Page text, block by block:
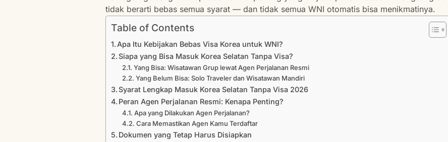
tidak berarti bebas semua syarat — dan tidak semua WNI otomatis bisa menikmatinya.
Table of Contents
Apa Itu Kebijakan Bebas Visa Korea untuk WNI?
Siapa yang Bisa Masuk Korea Selatan Tanpa Visa?
Yang Bisa: Wisatawan Grup lewat Agen Perjalanan Resmi
Yang Belum Bisa: Solo Traveler dan Wisatawan Mandiri
Syarat Lengkap Masuk Korea Selatan Tanpa Visa 2026
Peran Agen Perjalanan Resmi: Kenapa Penting?
Apa yang Dilakukan Agen Perjalanan?
Cara Memastikan Agen Kamu Terdaftar
Dokumen yang Tetap Harus Disiapkan